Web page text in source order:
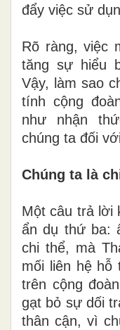
đẩy việc sử
Rõ ràng, việc
tăng sự hiểu
Vậy, làm sao
tính cộng
như nhận
chúng ta đối
Chúng ta là
Một câu trả lời
ẩn dụ thứ ba:
chi thể, mà
mối liên hệ
trên cộng
gạt bỏ sự dối
thân cận, vì